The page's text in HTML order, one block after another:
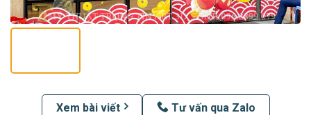
Xem bài viết Tư vấn qua Zalo